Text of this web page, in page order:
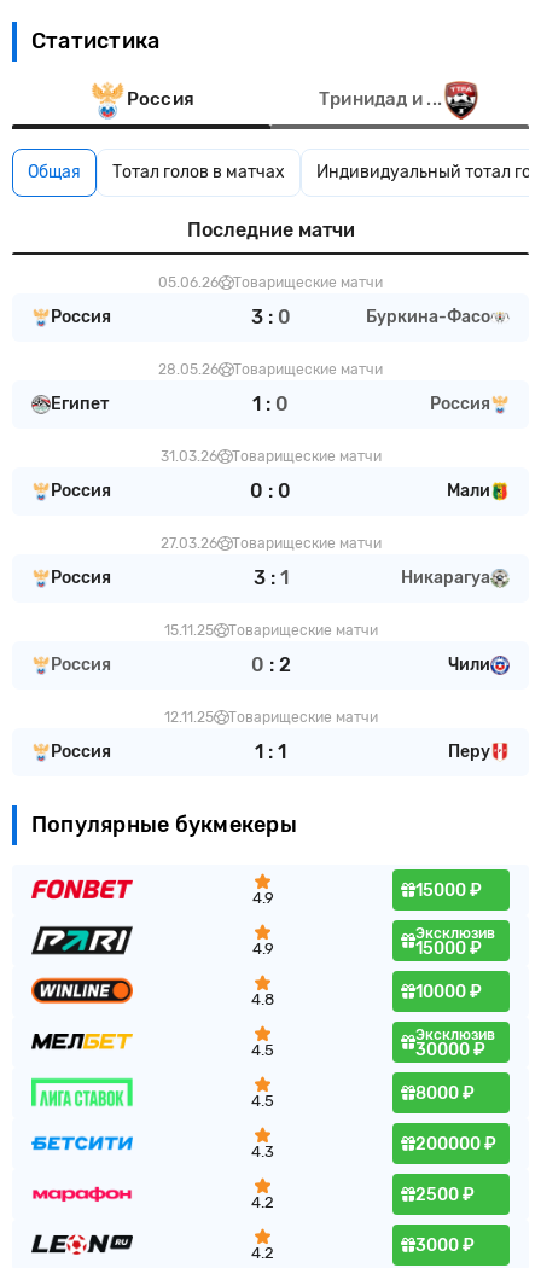
Статистика
Россия Тринидад и ...
Общая Тотал голов в матчах Индивидуальный тотал
Последние матчи
05.06.26 Товарищеские матчи
Россия 3: 0 Буркина-Фасо
28.05.26 Товарищеские матчи
Египет 1 : 0 Россия
31.03.26 Товарищеские матчи
Россия 0 : 0 Мали
27.03.26 Товарищеские матчи
Россия 3: 1 Никарагуа
15.11.25 Товарищеские матчи
Россия 0 : 2 Чили
12.11.25 Товарищеские матчи
Россия 1 : 1 Перу
Популярные букмекеры
4.9 15000 ₽
4.9
Эксклюзив
15000 ₽
4.8 10000 ₽
4.5
Эксклюзив
30000 ₽
4.5 8000 ₽
4.3 200000 ₽
4.2 2500 ₽
4.2 3000 ₽